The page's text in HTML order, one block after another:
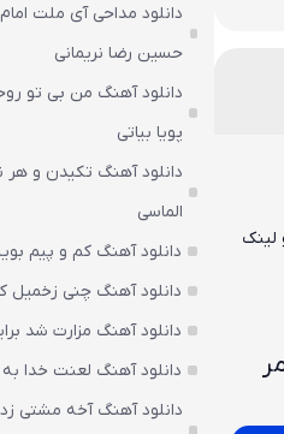
لینک
دانلود مداحی آی ملت
حسین رضا نریمانی
دانلود آهنگ من بی تو
پویا بیاتی
دانلود آهنگ تکیدن و
الماسی
دانلود آهنگ کم و پیم
دانلود آهنگ چنی زخمیل
دانلود آهنگ مزارت شد
دانلود آهنگ لعنت خدا
دانلود آهنگ آخه مشتی